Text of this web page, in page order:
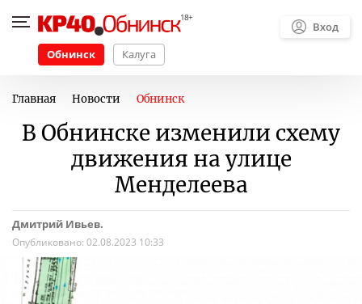
Обнинск Калуга
Вход
Главная Новости Обнинск
В Обнинске изменили схему
движения на улице
Менделеева
Дмитрий Ивьев.
Опубликовано: 02.08.2023 10:33